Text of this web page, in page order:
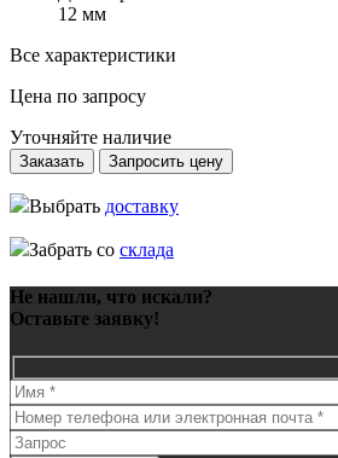
12 мм
Все характеристики
Цена по запросу
Уточняйте наличие
Заказать Запросить цену
Выбрать доставку
Забрать со склада
Не нашли, что искали?
Оставьте заявку!